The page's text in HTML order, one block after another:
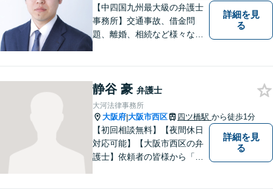
ご相談ください。
【中四国九州最大級の弁護士
事務所】交通事故、借金問
題、離婚、相続など様々な問
い！
詳細を見
る
静谷 豪 弁護士
大河法律事務所
大阪府|大阪市西区 四ツ橋駅 から徒歩1分
【初回相談無料】【夜間休日
対応可能】【大阪市西区の弁
護士】依頼者の皆様から「お
詳細を見
る